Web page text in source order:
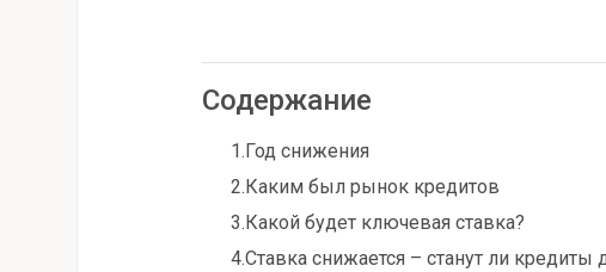
Содержание
1.Год снижения
2.Каким был рынок кредитов
3.Какой будет ключевая ставка?
4.Ставка снижается – станут ли кредиты